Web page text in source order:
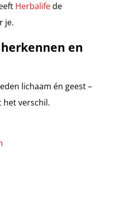
Herbalifede
je.
en
lichaam én geest –
het verschil.